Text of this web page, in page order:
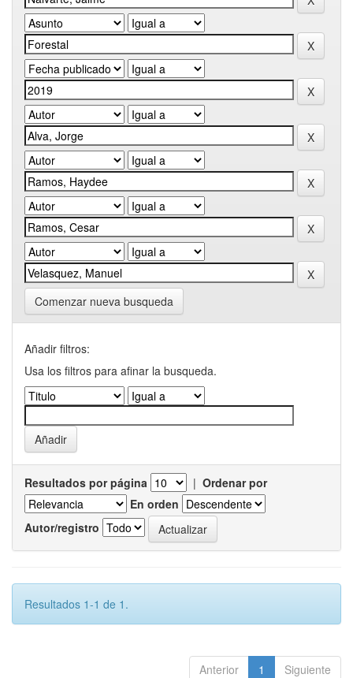
Comenzar nueva busqueda
Añadir filtros:
Usa los filtros para afinar la busqueda.
Resultados por página | Ordenar por
En orden
Autor/registro
Resultados 1-1 de 1.
Anterior 1 Siguiente